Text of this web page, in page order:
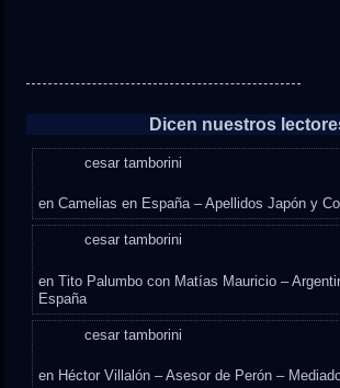
Dicen nuestros
cesar tamborini
enCamelias en España – Apellidos Japón y
cesar tamborini
enTito Palumbo con Matías Mauricio –
España
cesar tamborini
en Héctor Villalón – Asesor de Perón –